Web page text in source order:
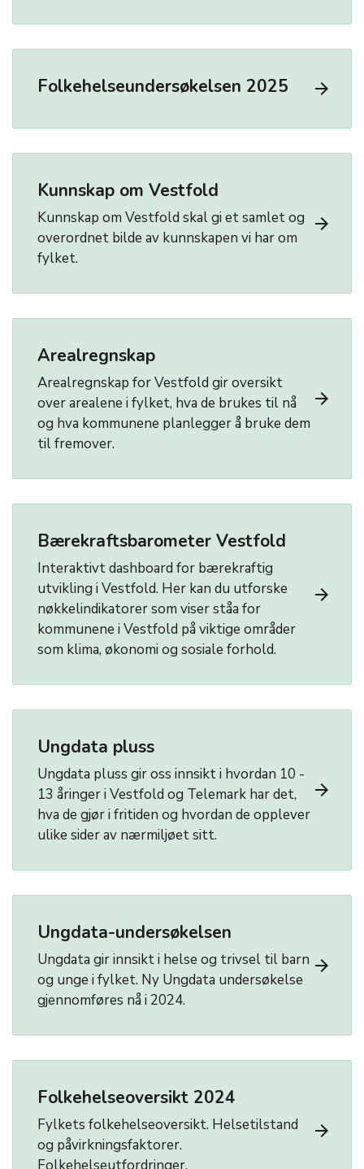
Folkehelseundersøkelsen 2025 arrow_forward
Kunnskap om Vestfold
Kunnskap om Vestfold skal gi et samlet og
overordnet bilde av kunnskapen vi har om
fylket.
arrow_forward
Arealregnskap
Arealregnskap for Vestfold gir oversikt
over arealene i fylket, hva de brukes til nå
og hva kommunene planlegger å bruke dem
til fremover.
arrow_forward
Bærekraftsbarometer Vestfold
Interaktivt dashboard for bærekraftig
utvikling i Vestfold. Her kan du utforske
nøkkelindikatorer som viser ståa for
kommunene i Vestfold på viktige områder
som klima, økonomi og sosiale forhold.
arrow_forward
Ungdata pluss
Ungdata pluss gir oss innsikt i hvordan 10 -
13 åringer i Vestfold og Telemark har det,
hva de gjør i fritiden og hvordan de opplever
ulike sider av nærmiljøet sitt.
arrow_forward
Ungdata-undersøkelsen
Ungdata gir innsikt i helse og trivsel til barn
og unge i fylket. Ny Ungdata undersøkelse
gjennomføres nå i 2024.
arrow_forward
Folkehelseoversikt 2024
Fylkets folkehelseoversikt. Helsetilstand
og påvirkningsfaktorer.
arrow_forward